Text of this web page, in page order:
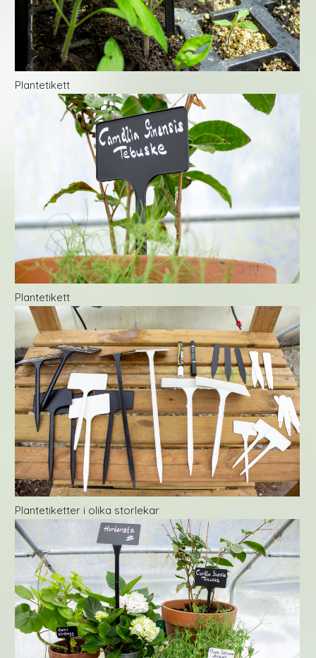
Plantetikett
Plantetikett
Plantetiketter i olika storlekar